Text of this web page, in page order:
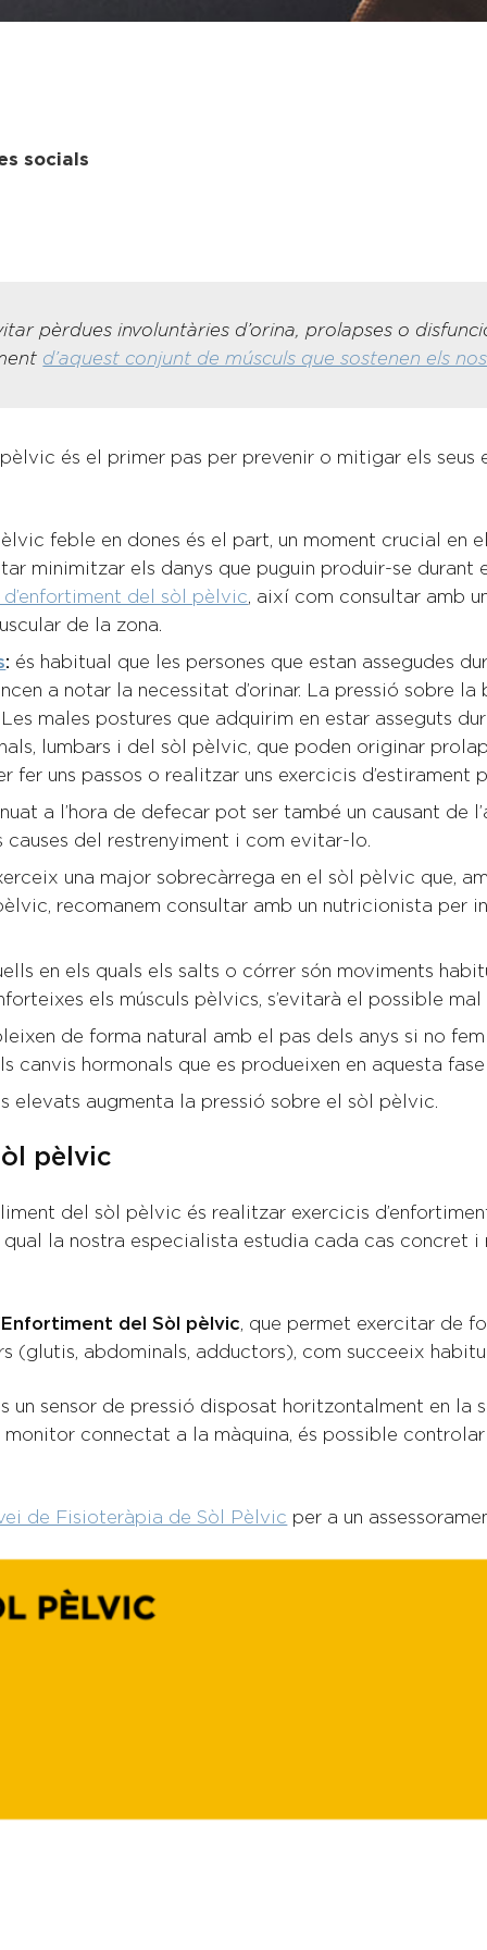
socials
pèrdues involuntàries d’orina, prolapses o
d’aquest conjunt de músculs que sostenen els
és el primer pas per prevenir o mitigar els seus
feble en dones és el part, un moment crucial en
minimitzar els danys que puguin produir-se
del sòl pèlvic, així com consultar amb
de la zona.
: és habitual que les persones que estan assegudes
a notar la necessitat d’orinar. La pressió sobre
males postures que adquirim en estar asseguts
lumbars i del sòl pèlvic, que poden originar
fer uns passos o realitzar uns exercicis d’estirament
a l’hora de defecar pot ser també un causant de
del restrenyiment i com evitar-lo.
una major sobrecàrrega en el sòl pèlvic que,
recomanem consultar amb un nutricionista per
en els quals els salts o córrer són moviments
els músculs pèlvics, s’evitarà el possible mal
de forma natural amb el pas dels anys si no
canvis hormonals que es produeixen en aquesta
elevats augmenta la pressió sobre el sòl pèlvic.
pèlvic
del sòl pèlvic és realitzar exercicis
la nostra especialista estudia cada cas concret i
del Sòl pèlvic, que permet exercitar de
(glutis, abdominals, adductors), com succeeix
un sensor de pressió disposat horitzontalment en
connectat a la màquina, és possible
de Fisioteràpia de Sòl Pèlvic per a un